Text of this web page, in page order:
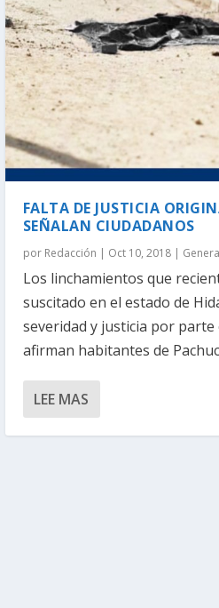
FALTA DE JUSTICIA
SEÑALAN CIUDADANOS
por Redacción | Oct 10, 2018|
Los linchamientos que
suscitado en el estado de
severidad y justicia por parte
afirman habitantes de
LEE MAS